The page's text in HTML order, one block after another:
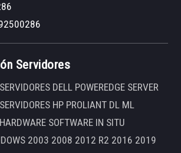
Servidores
DELL POWEREDGE SERVER
HP PROLIANT DL ML
SOFTWARE IN SITU
2003 2008 2012 R2 2016 2019